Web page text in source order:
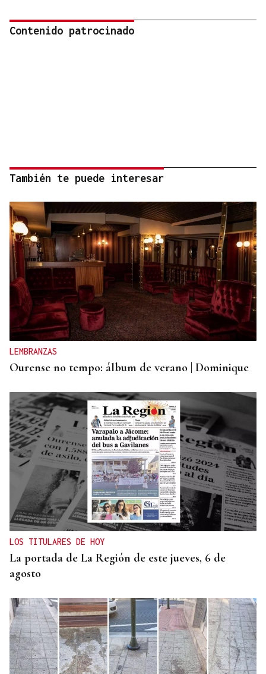
Contenido patrocinado
También te puede interesar
LEMBRANZAS
Ourense no tempo: álbum de verano | Dominique
LOS TITULARES DE HOY
La portada de La Región de este jueves, 6 de
agosto